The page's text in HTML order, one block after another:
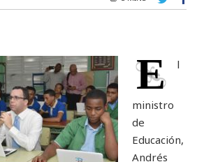
E l
ministro
de
Educación,
Andrés